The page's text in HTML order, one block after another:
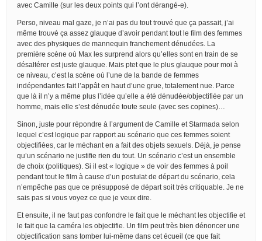
avec Camille (sur les deux points qui l’ont dérangé-e).
Perso, niveau mal gaze, je n’ai pas du tout trouvé que ça passait, j’ai
même trouvé ça assez glauque d’avoir pendant tout le film des femmes
avec des physiques de mannequin franchement dénudées. La
première scène où Max les surprend alors qu’elles sont en train de se
désaltérer est juste glauque. Mais ptet que le plus glauque pour moi à
ce niveau, c’est la scène où l’une de la bande de femmes
indépendantes fait l’appât en haut d’une grue, totalement nue. Parce
que là il n’y a même plus l’idée qu’elle a été dénudée/objectifiée par un
homme, mais elle s’est dénudée toute seule (avec ses copines)…
Sinon, juste pour répondre à l’argument de Camille et Starmada selon
lequel c’est logique par rapport au scénario que ces femmes soient
objectifiées, car le méchant en a fait des objets sexuels. Déjà, je pense
qu’un scénario ne justifie rien du tout. Un scénario c’est un ensemble
de choix (politiques). Si il est « logique » de voir des femmes à poil
pendant tout le film à cause d’un postulat de départ du scénario, cela
n’empêche pas que ce présupposé de départ soit très critiquable. Je ne
sais pas si vous voyez ce que je veux dire.
Et ensuite, il ne faut pas confondre le fait que le méchant les objectifie et
le fait que la caméra les objectifie. Un film peut très bien dénoncer une
objectification sans tomber lui-même dans cet écueil (ce que fait